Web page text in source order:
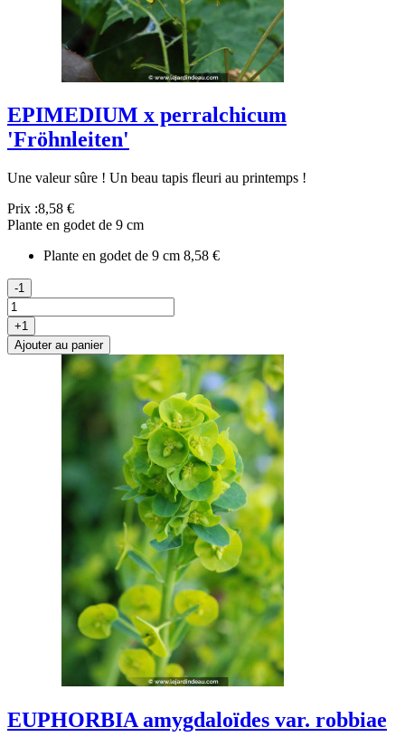
EPIMEDIUM x perralchicum
'Fröhnleiten'
Une valeur sûre ! Un beau tapis fleuri au printemps !
Prix :8,58 €
Plante en godet de 9 cm
Plante en godet de 9 cm 8,58 €
-1
+1
Ajouter au panier
EUPHORBIA amygdaloïdes var. robbiae